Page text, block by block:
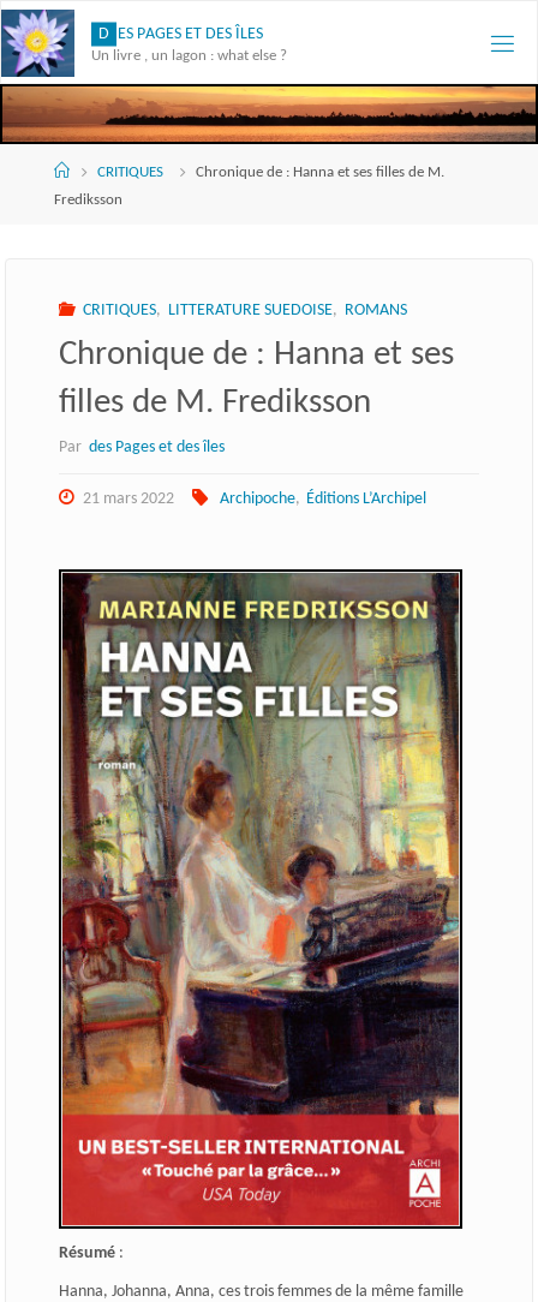
Skip
to
content
D ES PAGES ET DES ÎLES
Un livre , un lagon : what else ?
AccueilCRITIQUES
Chronique de : Hanna et ses filles de M.
Frediksson
CRITIQUES, LITTERATURE SUEDOISE, ROMANS
Chronique de : Hanna et ses
filles de M. Frediksson
Par des Pages et des îles
21 mars 2022 Archipoche, Éditions L’Archipel
Résumé:
Hanna, Johanna, Anna, ces trois femmes de la même famille